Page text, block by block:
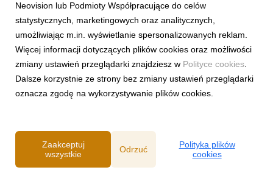
SPORT
Pełne walki półfinałowe „Projekt Fighter” już
w serwisie streamingowym CANAL+
29 lipca 2026
W serwisie streamingowym CANAL+ opublikowano dodatkowy,
bonusowy odcinek programu „Projekt Fighter”. Odpowiadając
na oczekiwania fanów MMA, CANAL+ udostępnił pełny
Neovision lub Podmioty Współpracujące do celów
statystycznych, marketingowych oraz analitycznych,
umożliwiając m.in. wyświetlanie spersonalizowanych reklam.
Więcej informacji dotyczących plików cookies oraz możliwości
zmiany ustawień przeglądarki znajdziesz w Polityce cookies
Dalsze korzystnie ze strony bez zmiany ustawień przeglądarki
oznacza zgodę na wykorzystywanie plików cookies.
Zaakceptuj
wszystkie
Odrzuć
Polityka plików
cookies